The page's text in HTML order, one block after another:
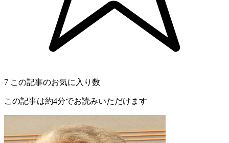
7 この記事のお気に入り数
この記事は約4分でお読みいただけます